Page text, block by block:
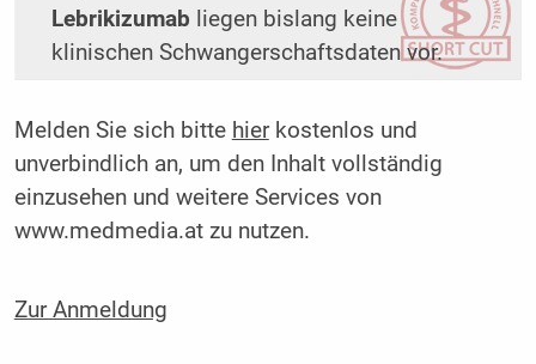
Lebrikizumab liegen bislang keine
klinischen Schwangerschaftsdaten vor.
Melden Sie sich bitte hierkostenlos und
unverbindlich an, um den Inhalt vollständig
einzusehen und weitere Services von
www.medmedia.at zu nutzen.
Zur Anmeldung